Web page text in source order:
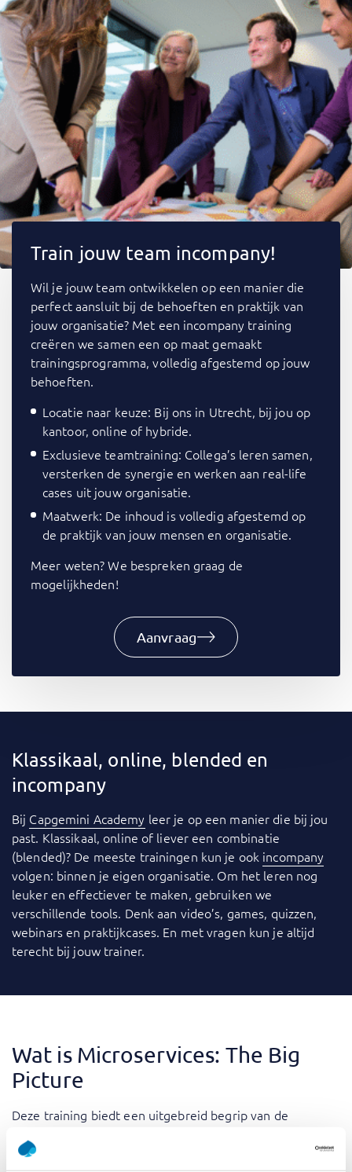
Train jouw team incompany!
Wil je jouw team ontwikkelen op een manier die
perfect aansluit bij de behoeften en praktijk van
jouw organisatie? Met een incompany training
creëren we samen een op maat gemaakt
trainingsprogramma, volledig afgestemd op jouw
behoeften.
Locatie naar keuze: Bij ons in Utrecht, bij jou op
kantoor, online of hybride.
Exclusieve teamtraining: Collega’s leren samen,
versterken de synergie en werken aan real-life
cases uit jouw organisatie.
Maatwerk: De inhoud is volledig afgestemd op
de praktijk van jouw mensen en organisatie.
Meer weten? We bespreken graag de
mogelijkheden!
Aanvraag
Klassikaal, online, blended en
incompany
Bij Capgemini Academy leer je op een manier die bij jou
past. Klassikaal, online of liever een combinatie
(blended)? De meeste trainingen kun je ook incompany
volgen: binnen je eigen organisatie. Om het leren nog
leuker en effectiever te maken, gebruiken we
verschillende tools. Denk aan video’s, games, quizzen,
webinars en praktijkcases. En met vragen kun je altijd
terecht bij jouw trainer.
Wat is Microservices: The Big
Picture
Deze training biedt een uitgebreid begrip van de
voordelen en uitdagingen van het gebruik van